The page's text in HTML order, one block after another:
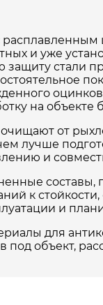
расплавленным
и уже
защиту стали
на объекте
от
лучше
и
составы,
к
и
для
объект,